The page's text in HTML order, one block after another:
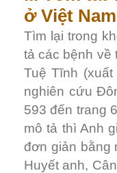
ở Việt
Tìm lại trong
tả các bệnh về
Tuệ Tĩnh
nghiên cứu
593 đến trang
mô tả thì Anh
đơn giản bằng
Huyết anh,